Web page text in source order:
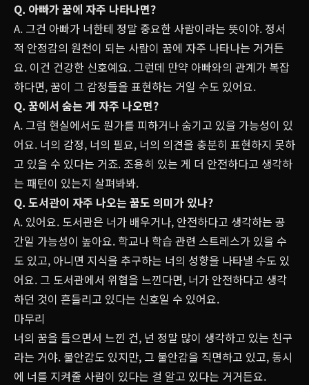
Q. 아빠가 꿈에 자주 나타나면?
A. 그건 아빠가 너한테 정말 중요한 사람이라는 뜻이야. 정서
적 안정감의 원천이 되는 사람이 꿈에 자주 나타나는 거거든
요. 이건 건강한 신호예요. 그런데 만약 아빠와의 관계가 복잡
하다면, 꿈이 그 감정들을 표현하는 거일 수도 있어요.
Q. 꿈에서 숨는 게 자주 나오면?
A. 그럼 현실에서도 뭔가를 피하거나 숨기고 있을 가능성이 있
어요. 너의 감정, 너의 필요, 너의 의견을 충분히 표현하지 못하
고 있을 수 있다는 거죠. 조용히 있는 게 더 안전하다고 생각하
는 패턴이 있는지 살펴봐봐.
Q. 도서관이 자주 나오는 꿈도 의미가 있나?
A. 있어요. 도서관은 너가 배우거나, 안전하다고 생각하는 공
간일 가능성이 높아요. 학교나 학습 관련 스트레스가 있을 수
도 있고, 아니면 지식을 추구하는 너의 성향을 나타낼 수도 있
어요. 그 도서관에서 위협을 느낀다면, 너가 안전하다고 생각
하던 것이 흔들리고 있다는 신호일 수 있어요.
마무리
너의 꿈을 들으면서 느낀 건, 넌 정말 많이 생각하고 있는 친구
라는 거야. 불안감도 있지만, 그 불안감을 직면하고 있고, 동시
에 너를 지켜줄 사람이 있다는 걸 알고 있다는 거거든요.